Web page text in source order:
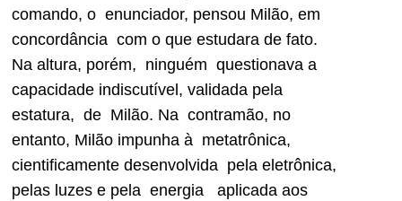
comando, o enunciador, pensou Milão, em
concordância com o que estudara de fato.
Na altura, porém, ninguém questionava a
capacidade indiscutível, validada pela
estatura, de Milão. Na contramão, no
entanto, Milão impunha à metatrônica,
cientificamente desenvolvida pela eletrônica,
pelas luzes e pela energia aplicada aos